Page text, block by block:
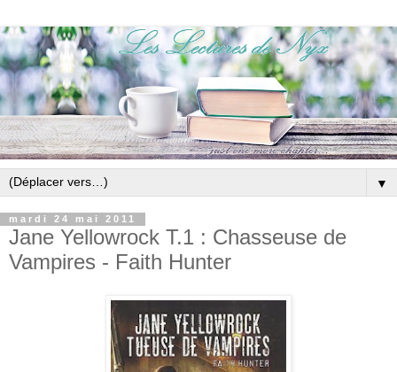
▼
mardi 24 mai 2011
Jane Yellowrock T.1 : Chasseuse de
Vampires - Faith Hunter